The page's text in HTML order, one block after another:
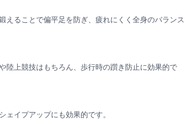
えることで偏平足を防ぎ、疲れにくく全身のバランス
陸上競技はもちろん、歩行時の躓き防止に効果的で
ェイプアップにも効果的です。